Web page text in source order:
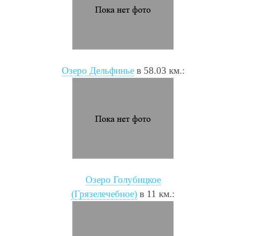
Озеро Дельфиньев 58.03 км.:
Озеро Голубицкое
(Грязелечебное) в 11 км.: